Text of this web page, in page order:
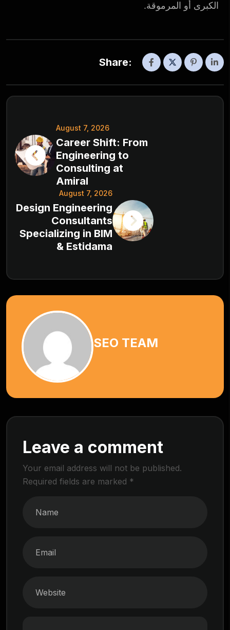
الكبرى أو المرموقة.
Share:
August 7, 2026
Career Shift: From
Engineering to
Consulting at
Amiral
August 7, 2026
Design Engineering
Consultants
Specializing in BIM
& Estidama
SEO TEAM
Leave a comment
Your email address will not be published.
Required fields are marked *